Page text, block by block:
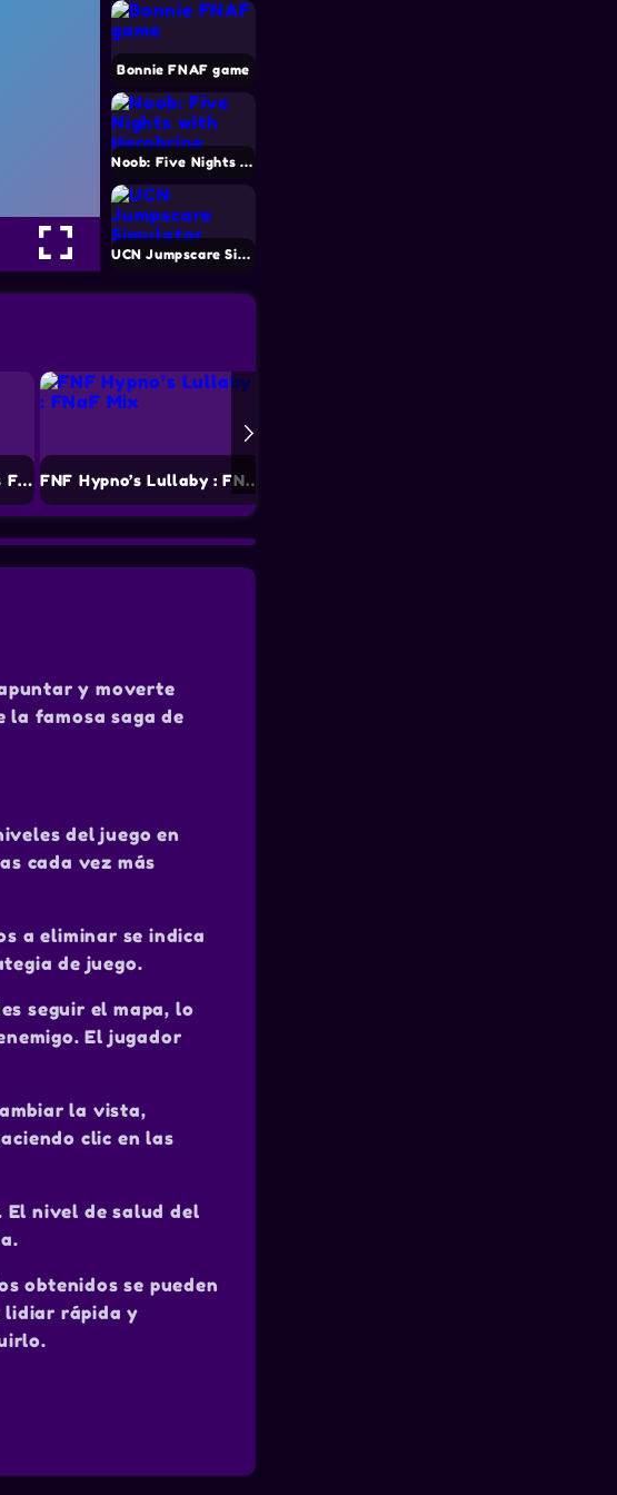
Bonnie FNAF game
Noob: Five Nights with Herobrine
UCN Jumpscare Simulator
Five Nights at Freddy’s Fans FNF Hypno’s Lullaby : FNaF Mix
y moverte
la famosa saga de
del juego en
cada vez más
a eliminar se indica
de juego.
seguir el mapa, lo
El jugador
la vista,
clic en las
El nivel de salud del
obtenidos se pueden
lidiar rápida y